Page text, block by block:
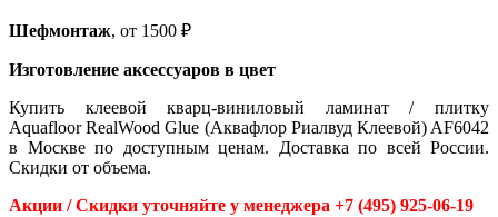
Шефмонтаж, от 1500 ₽
Изготовление аксессуаров в цвет
Купить клеевой кварц-виниловый ламинат / плитку
Aquafloor RealWood Glue (Аквафлор Риалвуд Клеевой) AF6042
в Москве по доступным ценам. Доставка по всей России.
Скидки от объема.
Акции / Скидки уточняйте у менеджера +7 (495) 925-06-19